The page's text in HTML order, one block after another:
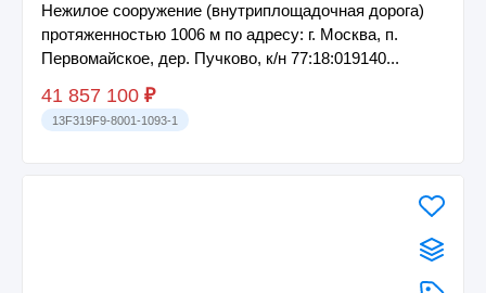
Нежилое сооружение (внутриплощадочная дорога)
протяженностью 1006 м по адресу: г. Москва, п.
Первомайское, дер. Пучково, к/н 77:18:019140...
41 857 100 ₽
13F319F9-8001-1093-1